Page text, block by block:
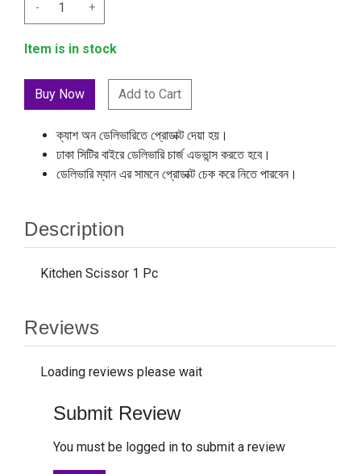
- +
Item is in stock
Add to Cart
ক্যাশ অন ডেলিভারিতে প্রোডাক্ট দেয়া হয়।
ঢাকা সিটির বাইরে ডেলিভারি চার্জ এডভান্স করতে হবে।
ডেলিভারি ম্যান এর সামনে প্রোডাক্ট চেক করে নিতে পারবেন।
Description
Kitchen Scissor 1 Pc
Reviews
Loading reviews please wait
Submit Review
You must be logged in to submit a review